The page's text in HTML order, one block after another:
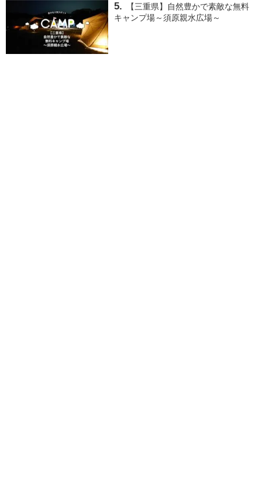
【三重県】自然豊かで素敵な無料
キャンプ場～須原親水広場～